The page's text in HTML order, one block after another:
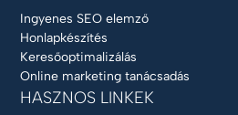
Ingyenes SEO elemző
Honlapkészítés
Keresőoptimalizálás
Online marketing tanácsadás
HASZNOS LINKEK